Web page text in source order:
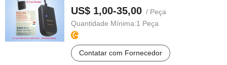
US$ 1,00-35,00 / Peça
Quantidade Mínima:1 Peça
Contatar com Fornecedor